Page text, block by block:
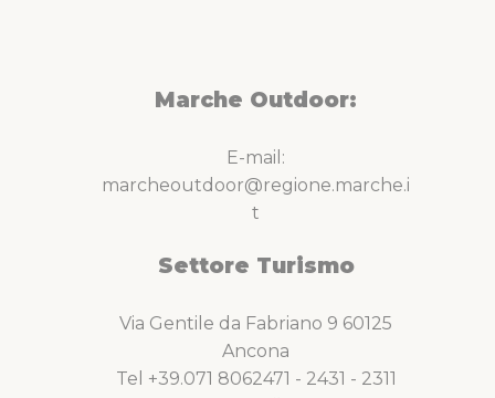
Marche Outdoor:
E-mail:
marcheoutdoor@regione.marche.i
t
Settore Turismo
Via Gentile da Fabriano 9 60125
Ancona
Tel +39.071 8062471 - 2431 - 2311